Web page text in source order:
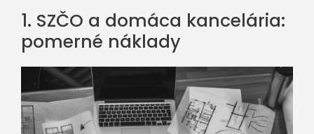
1. SZČO a domáca kancelária:
pomerné náklady